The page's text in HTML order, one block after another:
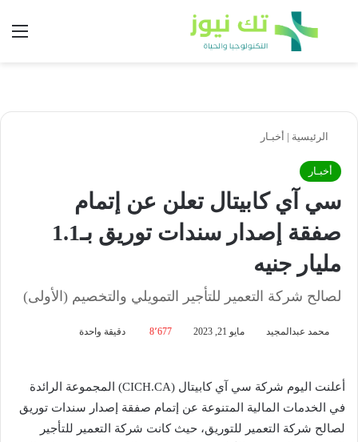
بحث عن
الرئيسية | أخبـار
أخبـار
سي آي كابيتال تعلن عن إتمام
صفقة إصدار سندات توريق بـ1.1
مليار جنيه
لصالح شركة التعمير للتأجير التمويلي والتخصيم (الأولى)
محمد عبدالمجيد مايو 21, 2023 8٬677 دقيقة واحدة
أعلنت اليوم شركة سي آي كابيتال (CICH.CA) المجموعة الرائدة
في الخدمات المالية المتنوعة عن إتمام صفقة إصدار سندات توريق
لصالح شركة التعمير للتوريق، حيث كانت شركة التعمير للتأجير